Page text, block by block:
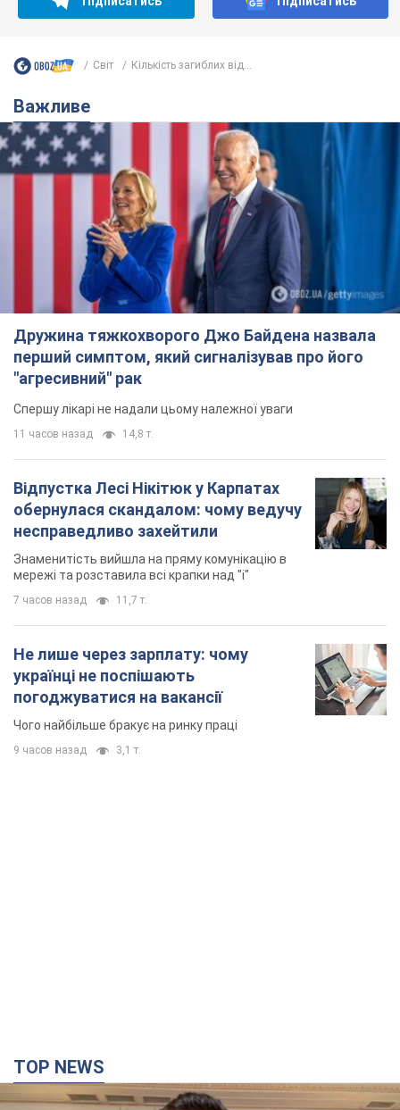
Світ Кількість загиблих від...
Важливе
Дружина тяжкохворого Джо Байдена назвала
перший симптом, який сигналізував про його
"агресивний" рак
Спершу лікарі не надали цьому належної уваги
11 часов назад 14,8 т.
Відпустка Лесі Нікітюк у Карпатах
обернулася скандалом: чому ведучу
несправедливо захейтили
Знаменитість вийшла на пряму комунікацію в
мережі та розставила всі крапки над "і"
7 часов назад 11,7 т.
Не лише через зарплату: чому
українці не поспішають
погоджуватися на вакансії
Чого найбільше бракує на ринку праці
9 часов назад 3,1 т.
TOP NEWS